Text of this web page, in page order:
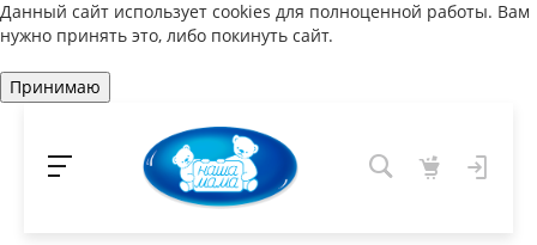
Данный сайт использует cookies для полноценной работы. Вам
нужно принять это, либо покинуть сайт.
Принимаю